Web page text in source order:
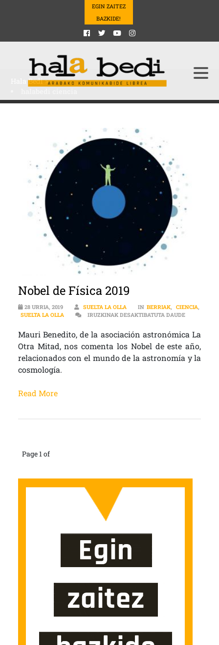
EGIN ZAITEZ
BAZKIDE!
Hala Bedi>
Nobel de Física 2019
28 URRIA, 2019 SUELTA LA OLLA IN BERRIAK, CIENCIA,
SUELTA LA OLLA
IRUZKINAK DESAKTIBATUTA DAUDENOBEL DE
Mauri Benedito, de la asociación astronómica La
Otra Mitad, nos comenta los Nobel de este año,
relacionados con el mundo de la astronomía y la
cosmología.
Read More
Page 1 of